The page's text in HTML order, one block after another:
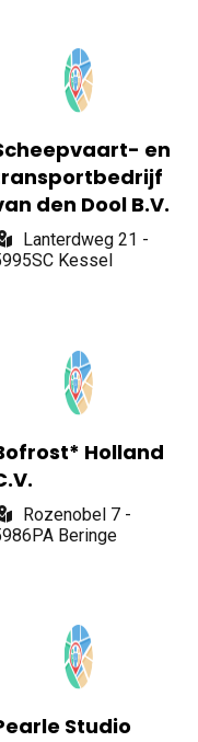
en
den Dool B.V.
Lanterdweg 21 -
Kessel
Holland
Rozenobel 7 -
Beringe
Studio